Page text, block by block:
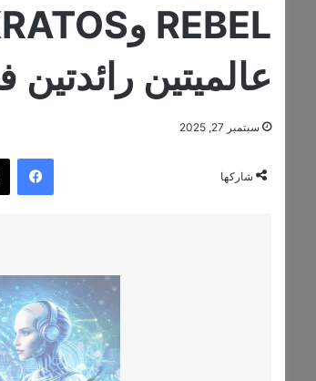
عالميتين
سبتمبر 27, 2025
شاركها
فيسبوك